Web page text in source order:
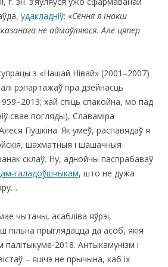
удакладніў: «Сёння я інакш
не адмаўляюся. Але цяпер
з «Нашай Нівай» (2001–2007)
рэпартажаў пра дзейнасць
хай спіць спакойна, мо пад
свае погляды), Славаміра
Пушкіна. Як умеў, распавядаў я
шахматныя і шашачныя
склаў. Ну, аднойчы паспрабаваў
галадоўшчыкам, што не дужа
чытачы, асабліва яўрэі,
пільна прыглядацца да асоб, якія
2018. Антыкамунізм і
– яшчэ не прычына, каб іх